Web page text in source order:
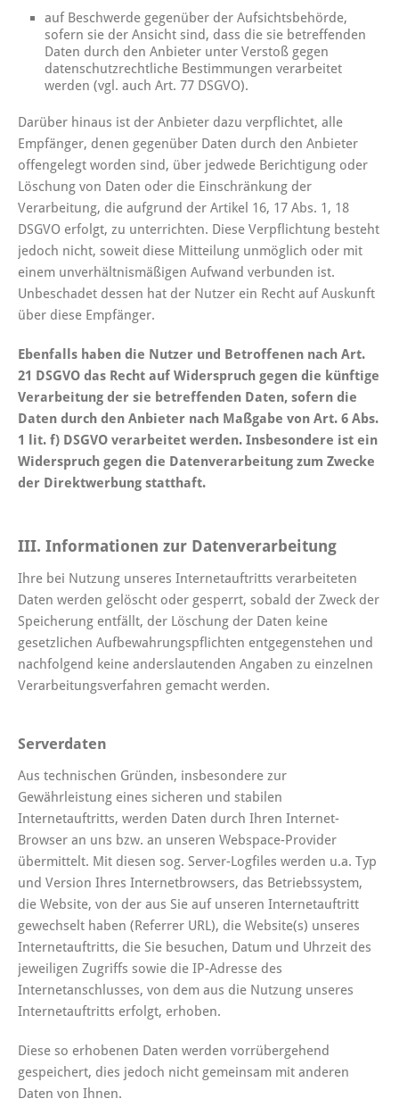
auf Beschwerde gegenüber der Aufsichtsbehörde,
sofern sie der Ansicht sind, dass die sie betreffenden
Daten durch den Anbieter unter Verstoß gegen
datenschutzrechtliche Bestimmungen verarbeitet
werden (vgl. auch Art. 77 DSGVO).
Darüber hinaus ist der Anbieter dazu verpflichtet, alle
Empfänger, denen gegenüber Daten durch den Anbieter
offengelegt worden sind, über jedwede Berichtigung oder
Löschung von Daten oder die Einschränkung der
Verarbeitung, die aufgrund der Artikel 16, 17 Abs. 1, 18
DSGVO erfolgt, zu unterrichten. Diese Verpflichtung besteht
jedoch nicht, soweit diese Mitteilung unmöglich oder mit
einem unverhältnismäßigen Aufwand verbunden ist.
Unbeschadet dessen hat der Nutzer ein Recht auf Auskunft
über diese Empfänger.
Ebenfalls haben die Nutzer und Betroffenen nach Art.
21 DSGVO das Recht auf Widerspruch gegen die künftige
Verarbeitung der sie betreffenden Daten, sofern die
Daten durch den Anbieter nach Maßgabe von Art. 6 Abs.
1 lit. f) DSGVO verarbeitet werden. Insbesondere ist ein
Widerspruch gegen die Datenverarbeitung zum Zwecke
der Direktwerbung statthaft.
III. Informationen zur Datenverarbeitung
Ihre bei Nutzung unseres Internetauftritts verarbeiteten
Daten werden gelöscht oder gesperrt, sobald der Zweck der
Speicherung entfällt, der Löschung der Daten keine
gesetzlichen Aufbewahrungspflichten entgegenstehen und
nachfolgend keine anderslautenden Angaben zu einzelnen
Verarbeitungsverfahren gemacht werden.
Serverdaten
Aus technischen Gründen, insbesondere zur
Gewährleistung eines sicheren und stabilen
Internetauftritts, werden Daten durch Ihren Internet-
Browser an uns bzw. an unseren Webspace-Provider
übermittelt. Mit diesen sog. Server-Logfiles werden u.a. Typ
und Version Ihres Internetbrowsers, das Betriebssystem,
die Website, von der aus Sie auf unseren Internetauftritt
gewechselt haben (Referrer URL), die Website(s) unseres
Internetauftritts, die Sie besuchen, Datum und Uhrzeit des
jeweiligen Zugriffs sowie die IP-Adresse des
Internetanschlusses, von dem aus die Nutzung unseres
Internetauftritts erfolgt, erhoben.
Diese so erhobenen Daten werden vorrübergehend
gespeichert, dies jedoch nicht gemeinsam mit anderen
Daten von Ihnen.